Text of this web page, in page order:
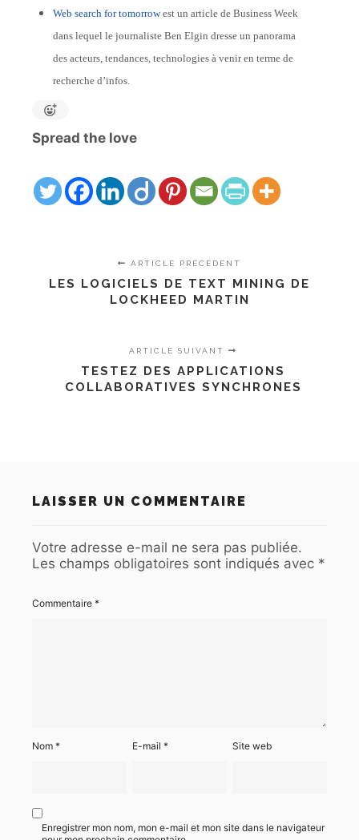
Web search for tomorrowest un article de Business Week
dans lequel le journaliste Ben Elgin dresse un panorama
des acteurs, tendances, technologies à venir en terme de
recherche d’infos.
Spread the love
ARTICLE PRÉCÉDENT
LES LOGICIELS DE TEXT MINING DE
LOCKHEED MARTIN
ARTICLE SUIVANT
TESTEZ DES APPLICATIONS
COLLABORATIVES SYNCHRONES
LAISSER UN COMMENTAIRE
Votre adresse e-mail ne sera pas publiée.
Les champs obligatoires sont indiqués avec *
Commentaire *
Nom * E-mail* Site web
Enregistrer mon nom, mon e-mail et mon site dans le navigateur